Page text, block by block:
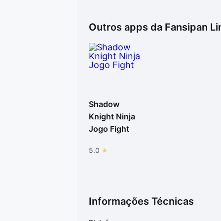
Outros apps da Fansipan
Shadow
Knight Ninja
Jogo Fight
5.0
Informações Técnicas